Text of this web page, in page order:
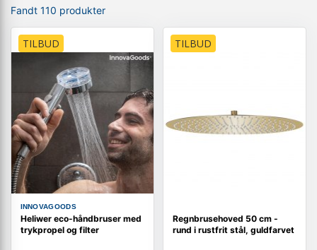
Fandt 110 produkter
TILBUD
INNOVAGOODS
Heliwer eco-håndbruser med
trykpropel og filter
TILBUD
Regnbrusehoved 50 cm -
rund i rustfrit stål, guldfarvet